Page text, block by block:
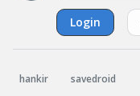
Login
hankir savedroid